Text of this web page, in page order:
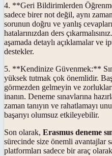
4. **Geri Bildirimlerden
sadece birer not değil, aynı
sorunun doğru ve yanlış
hatalarınızdan ders
aşamada detaylı açıklamalar ve
destekler.
5. **Kendinize Güvenmek:**
yüksek tutmak çok önemlidir.
görmezden gelmeyin ve
inanın. Deneme sınavlarına
zaman tanıyın ve rahatlamayı
başarıyı olumsuz etkileyebilir.
Son olarak, Erasmus deneme
sürecinde size önemli avantajlar
platformları sadece bir araç